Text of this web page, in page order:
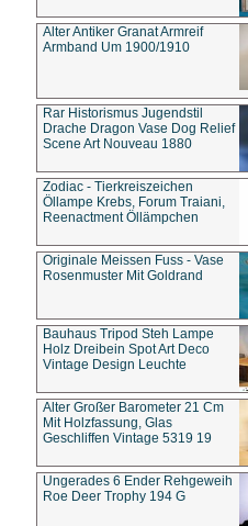
Alter Antiker Granat Armreif
Armband Um 1900/1910
Rar Historismus Jugendstil
Drache Dragon Vase Dog Relief
Scene Art Nouveau 1880
Zodiac - Tierkreiszeichen
Öllampe Krebs, Forum Traiani,
Reenactment Öllämpchen
Originale Meissen Fuss - Vase
Rosenmuster Mit Goldrand
Bauhaus Tripod Steh Lampe
Holz Dreibein Spot Art Deco
Vintage Design Leuchte
Alter Großer Barometer 21 Cm
Mit Holzfassung, Glas
Geschliffen Vintage 5319 19
Ungerades 6 Ender Rehgeweih
Roe Deer Trophy 194 G